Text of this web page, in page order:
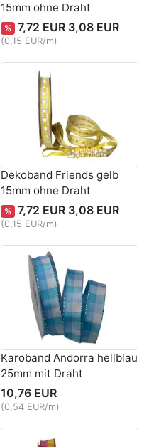
15mm ohne Draht
% 7,72 EUR 3,08 EUR
(0,15 EUR/m)
Dekoband Friends gelb
15mm ohne Draht
% 7,72 EUR 3,08 EUR
(0,15 EUR/m)
Karoband Andorra hellblau
25mm mit Draht
10,76 EUR
(0,54 EUR/m)